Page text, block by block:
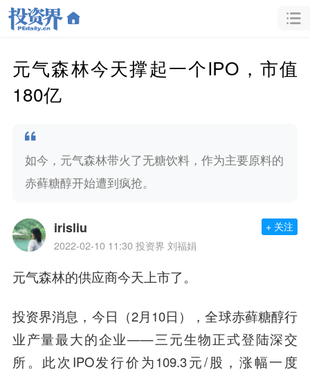
元气森林今天撑起一个IPO，市值
180亿
如今，元气森林带火了无糖饮料，作为主要原料的
赤藓糖醇开始遭到疯抢。
irisliu
2022-02-10 11:30 投资界 刘福娟
+ 关注
元气森林的供应商今天上市了。
投资界消息，今日（2月10日），全球赤藓糖醇行
业产量最大的企业——三元生物正式登陆深交
所。此次IPO发行价为109.3元/股，涨幅一度